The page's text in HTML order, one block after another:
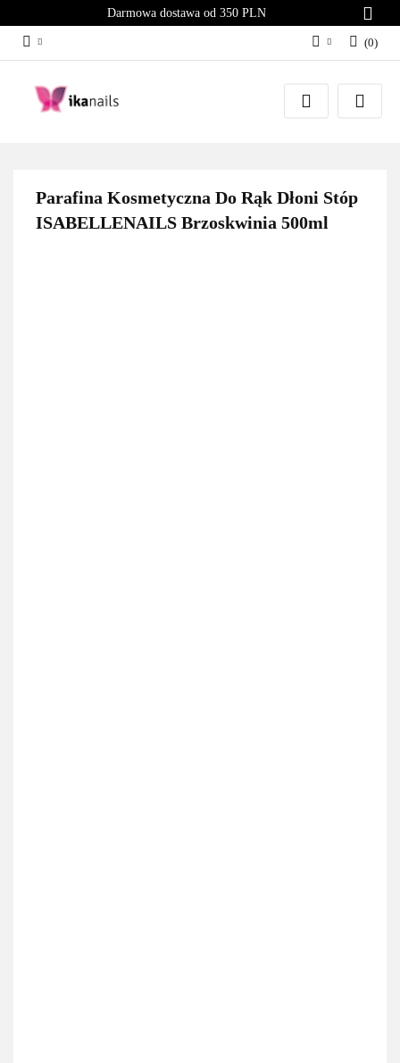
Darmowa dostawa od 350 PLN
Zaloguj się
Załóż konto
(0)
Parafina Kosmetyczna Do Rąk Dłoni Stóp
ISABELLENAILS Brzoskwinia 500ml